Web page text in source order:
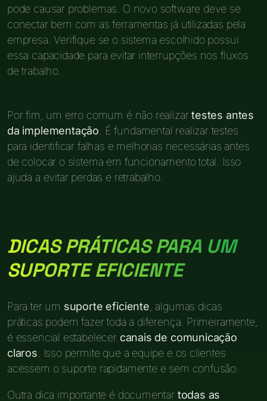
pode causar problemas. O novo software deve se
conectar bem com as ferramentas já utilizadas pela
empresa. Verifique se o sistema escolhido possui
essa capacidade para evitar interrupções nos fluxos
de trabalho.
Por fim, um erro comum é não realizartestes antes
da implementação . É fundamental realizar testes
para identificar falhas e melhorias necessárias antes
de colocar o sistema em funcionamento total. Isso
ajuda a evitar perdas e retrabalho.
DICAS PRÁTICAS PARA UM
SUPORTE EFICIENTE
Para ter um suporte eficiente , algumas dicas
práticas podem fazer toda a diferença. Primeiramente,
é essencial estabelecer canais de comunicação
claros . Isso permite que a equipe e os clientes
acessem o suporte rapidamente e sem confusão.
Outra dica importante é documentar todas as